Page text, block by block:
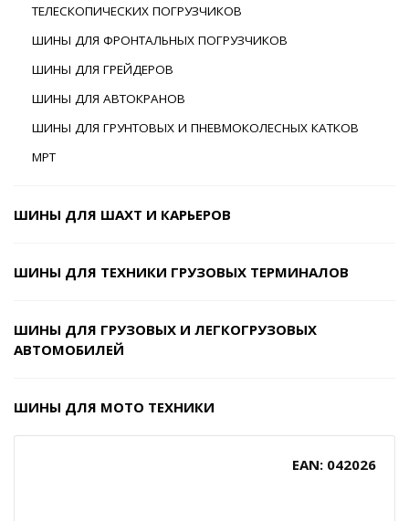
ТЕЛЕСКОПИЧЕСКИХ ПОГРУЗЧИКОВ
ШИНЫ ДЛЯ ФРОНТАЛЬНЫХ ПОГРУЗЧИКОВ
ШИНЫ ДЛЯ ГРЕЙДЕРОВ
ШИНЫ ДЛЯ АВТОКРАНОВ
ШИНЫ ДЛЯ ГРУНТОВЫХ И ПНЕВМОКОЛЕСНЫХ КАТКОВ
MPT
ШИНЫ ДЛЯ ШАХТ И КАРЬЕРОВ
ШИНЫ ДЛЯ ТЕХНИКИ ГРУЗОВЫХ ТЕРМИНАЛОВ
ШИНЫ ДЛЯ ГРУЗОВЫХ И ЛЕГКОГРУЗОВЫХ
АВТОМОБИЛЕЙ
ШИНЫ ДЛЯ МОТО ТЕХНИКИ
EAN: 042026